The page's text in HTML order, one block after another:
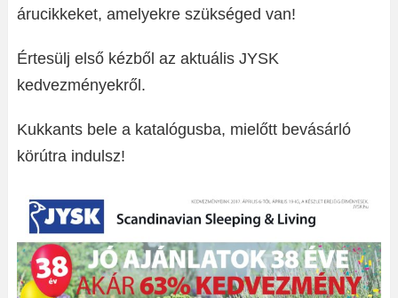
árucikkeket, amelyekre szükséged van!
Értesülj első kézből az aktuális JYSK
kedvezményekről.
Kukkants bele a katalógusba, mielőtt bevásárló
körútra indulsz!